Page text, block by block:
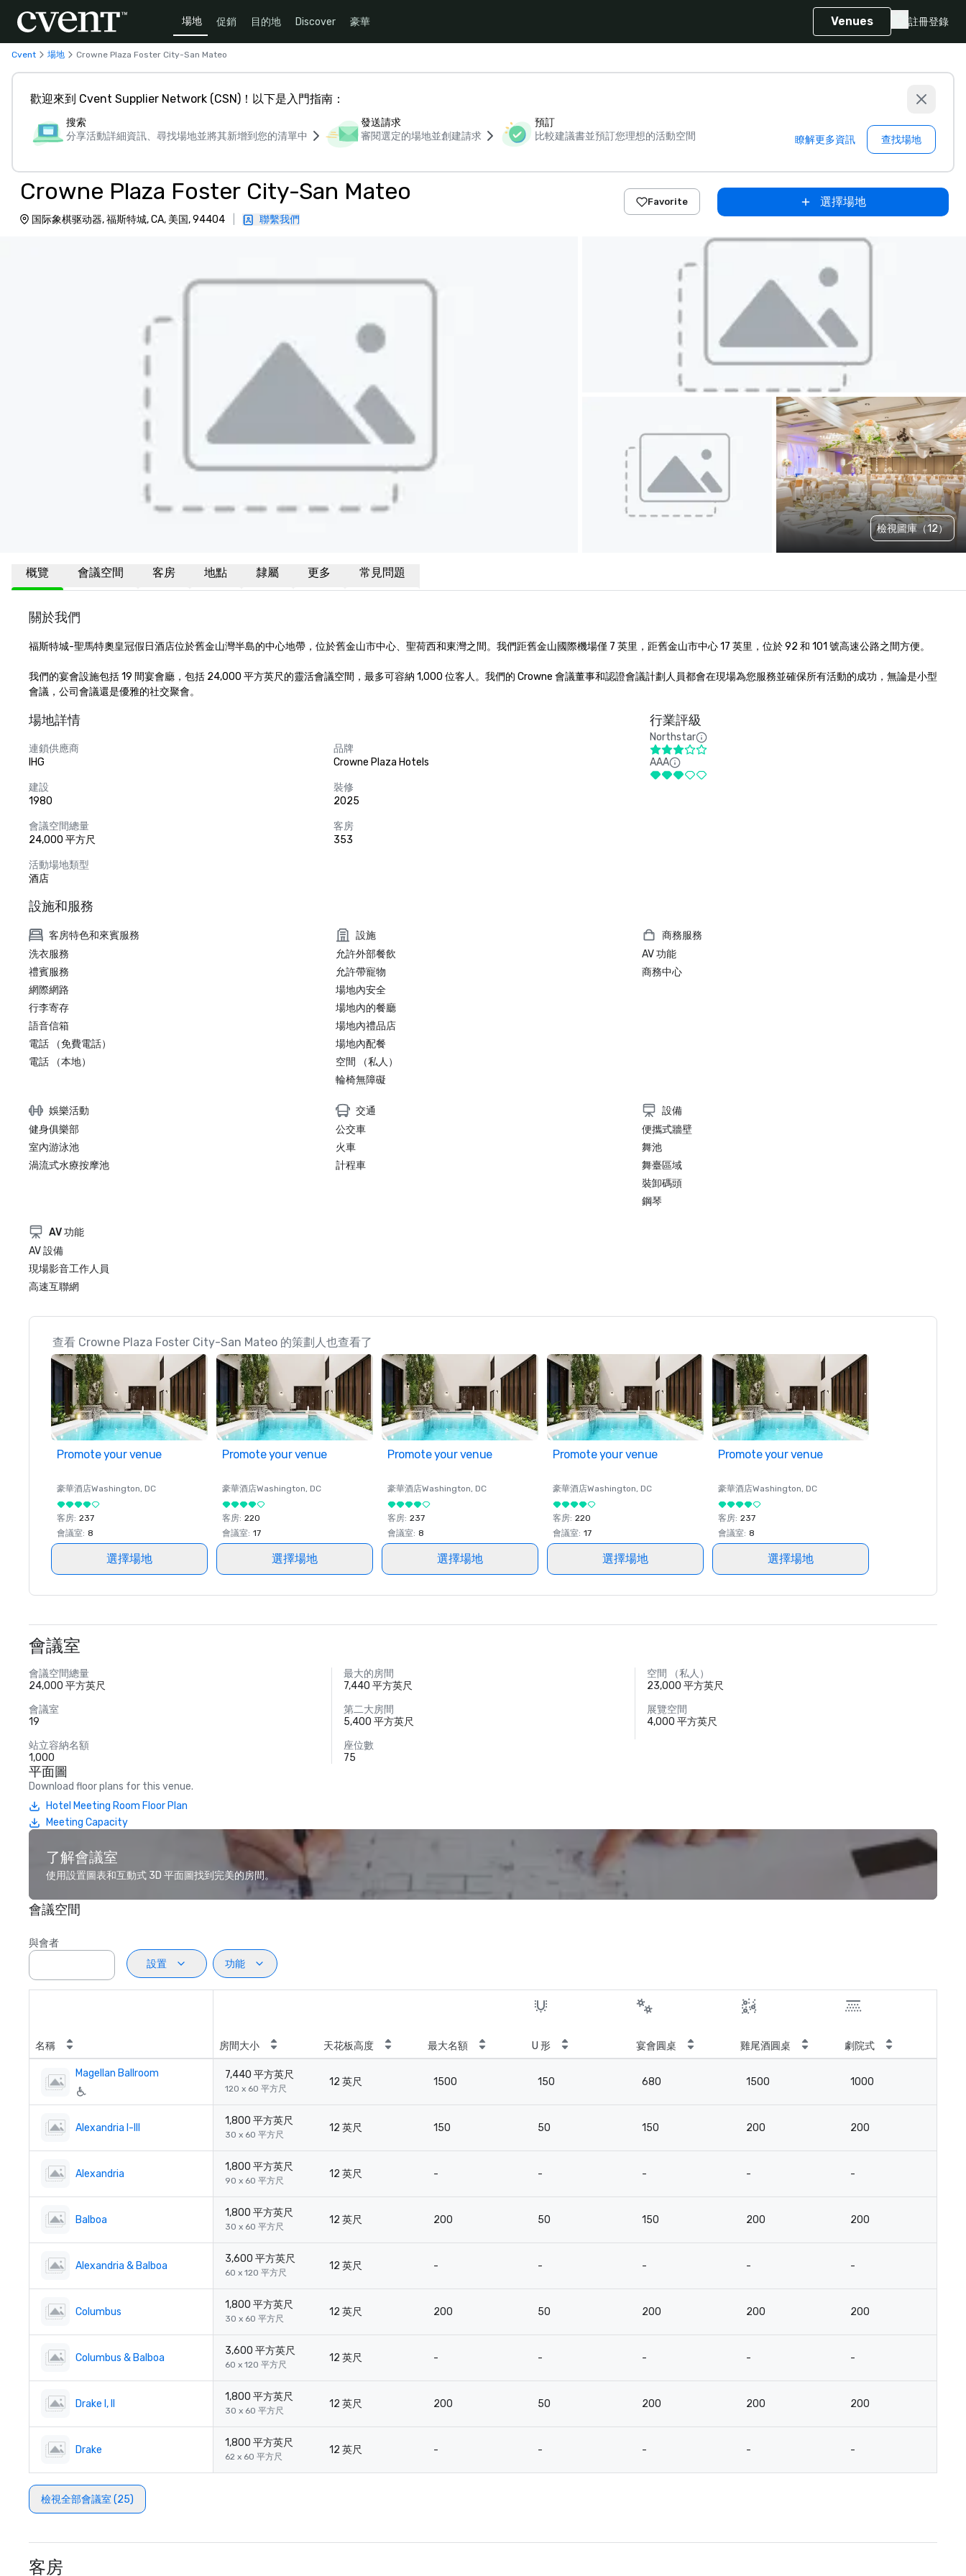
場地 促銷 目的地 Discover 豪華 Venues 註冊登錄
Cvent 場地 Crowne Plaza Foster City-San Mateo
歡迎來到 Cvent Supplier Network (CSN)！以下是入門指南：
搜索
分享活動詳細資訊、尋找場地並將其新增到您的清單中
發送請求
審閱選定的場地並創建請求
預訂
比較建議書並預訂您理想的活動空間
瞭解更多資訊 查找場地
Crowne Plaza Foster City-San Mateo
国际象棋驱动器, 福斯特城, CA, 美国, 94404 聯繫我們
Favorite 選擇場地
檢視圖庫（12）
概覽 會議空間 客房 地點 隸屬 更多 常見問題
關於我們
福斯特城-聖馬特奧皇冠假日酒店位於舊金山灣半島的中心地帶，位於舊金山市中心、聖荷西和東灣之間。我們距舊金山國際機場僅 7 英里，距舊金山市中心 17 英里，位於 92 和 101 號高速公路之間方便。
我們的宴會設施包括 19 間宴會廳，包括 24,000 平方英尺的靈活會議空間，最多可容納 1,000 位客人。我們的 Crowne 會議董事和認證會議計劃人員都會在現場為您服務並確保所有活動的成功，無論是小型
會議，公司會議還是優雅的社交聚會。
場地詳情
連鎖供應商
IHG
品牌
Crowne Plaza Hotels
建設
1980
裝修
2025
會議空間總量
24,000 平方尺
客房
353
活動場地類型
酒店
行業評級
Northstar
AAA
設施和服務
客房特色和來賓服務
洗衣服務
禮賓服務
網際網路
行李寄存
語音信箱
電話 （免費電話）
電話 （本地）
設施
允許外部餐飲
允許帶寵物
場地內安全
場地內的餐廳
場地內禮品店
場地內配餐
空間 （私人）
輪椅無障礙
商務服務
AV 功能
商務中心
娛樂活動
健身俱樂部
室內游泳池
渦流式水療按摩池
交通
公交車
火車
計程車
設備
便攜式牆壁
舞池
舞臺區域
裝卸碼頭
鋼琴
AV 功能
AV 設備
現場影音工作人員
高速互聯網
查看 Crowne Plaza Foster City-San Mateo 的策劃人也查看了
Promote your venue
豪華酒店Washington, DC
客房: 237
會議室: 8
選擇場地
Promote your venue
豪華酒店Washington, DC
客房: 220
會議室: 17
選擇場地
Promote your venue
豪華酒店Washington, DC
客房: 237
會議室: 8
選擇場地
Promote your venue
豪華酒店Washington, DC
客房: 220
會議室: 17
選擇場地
Promote your venue
豪華酒店Washington, DC
客房: 237
會議室: 8
選擇場地
會議室
會議空間總量
24,000 平方英尺
最大的房間
7,440 平方英尺
空間 （私人）
23,000 平方英尺
會議室
19
第二大房間
5,400 平方英尺
展覽空間
4,000 平方英尺
站立容納名額
1,000
座位數
75
平面圖
Download floor plans for this venue.
Hotel Meeting Room Floor Plan
Meeting Capacity
了解會議室
使用設置圖表和互動式 3D 平面圖找到完美的房間。
會議空間
與會者
設置
功能
名稱 房間大小 天花板高度 最大名額 U 形 宴會圓桌 雞尾酒圓桌 劇院式
Magellan Ballroom 7,440 平方英尺
120 x 60 平方尺
12 英尺 1500 150 680 1500 1000
Alexandria I-III
1,800 平方英尺
30 x 60 平方尺
12 英尺 150 50 150 200 200
Alexandria
1,800 平方英尺
90 x 60 平方尺
12 英尺 - - - - -
Balboa
1,800 平方英尺
30 x 60 平方尺
12 英尺 200 50 150 200 200
Alexandria & Balboa
3,600 平方英尺
60 x 120 平方尺
12 英尺 - - - - -
Columbus
1,800 平方英尺
30 x 60 平方尺
12 英尺 200 50 200 200 200
Columbus & Balboa
3,600 平方英尺
60 x 120 平方尺
12 英尺 - - - - -
Drake I, II
1,800 平方英尺
30 x 60 平方尺
12 英尺 200 50 200 200 200
Drake
1,800 平方英尺
62 x 60 平方尺
12 英尺 - - - - -
檢視全部會議室 (25)
客房